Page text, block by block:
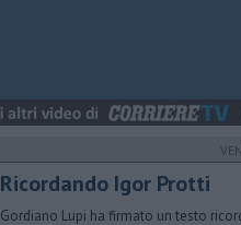
Ricordando Igor Protti
Gordiano Lupi ha firmato un testo